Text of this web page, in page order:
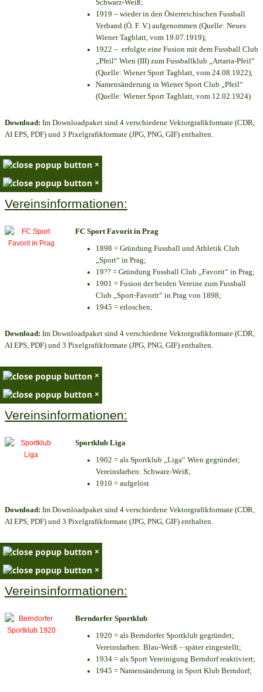
Schwarz-Weiß;
1919 – wieder in den Österreichischen Fussball
Verband (Ö. F. V.) aufgenommen (Quelle: Neues
Wiener Tagblatt, vom 19.07.1919);
1922 – erfolgte eine Fusion mit dem Fussball Club
„Pfeil“ Wien (III) zum Fussballklub „Artaria-Pfeil“
(Quelle: Wiener Sport Tagblatt, vom 24.08.1922);
Namensänderung in Wiener Sport Club „Pfeil“
(Quelle: Wiener Sport Tagblatt, vom 12.02.1924)
Download: Im Downloadpaket sind 4 verschiedene Vektorgrafikformate (CDR,
AI EPS, PDF) und 3 Pixelgrafikformate (JPG, PNG, GIF) enthalten.
×
×
Vereinsinformationen:
FC Sport Favorit in Prag
1898 = Gründung Fussball und Athletik Club
„Sport“ in Prag;
19?? = Gründung Fussball Club „Favorit“ in Prag;
1901 = Fusion der beiden Vereine zum Fussball
Club „Sport-Favorit“ in Prag von 1898;
1945 = erloschen;
Download: Im Downloadpaket sind 4 verschiedene Vektorgrafikformate (CDR,
AI EPS, PDF) und 3 Pixelgrafikformate (JPG, PNG, GIF) enthalten.
×
×
Vereinsinformationen:
Sportklub Liga
1902 = als Sportklub „Liga“ Wien gegründet;
Vereinsfarben: Schwarz-Weiß;
1910 = aufgelöst
Download: Im Downloadpaket sind 4 verschiedene Vektorgrafikformate (CDR,
AI EPS, PDF) und 3 Pixelgrafikformate (JPG, PNG, GIF) enthalten.
×
×
Vereinsinformationen:
Berndorfer Sportklub
1920 = als Berndorfer Sportklub gegründet;
Vereinsfarben: Blau-Weiß – später eingestellt;
1934 = als Sport Vereinigung Berndorf reaktiviert;
1945 = Namensänderung in Sport Klub Berndorf;